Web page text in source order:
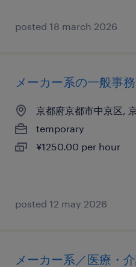
posted 18 march 2026
メーカー系の一般事
京都府京都市中京区,
temporary
¥1250.00 per hour
posted 12 may 2026
メーカー系／医療・